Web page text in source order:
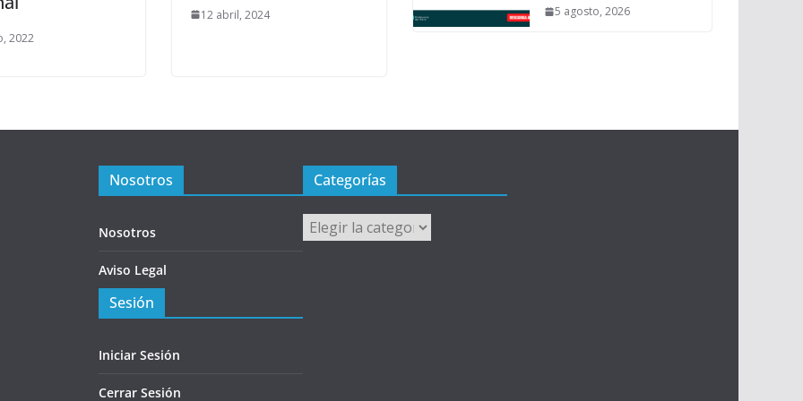
2022
12 abril, 2024 5 agosto, 2026
Nosotros
Nosotros
Aviso Legal
Sesión
Iniciar Sesión
Cerrar Sesión
Categorías
Categorías